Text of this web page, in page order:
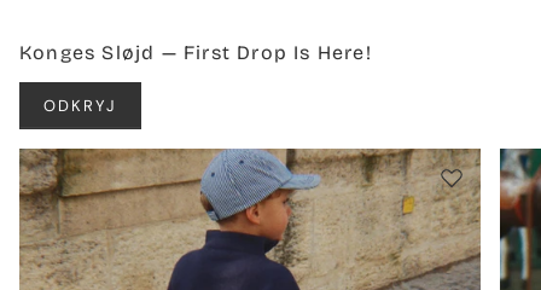
Konges Sløjd — First Drop Is Here!
ODKRYJ